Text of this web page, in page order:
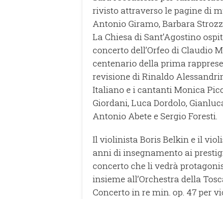
rivisto attraverso le pagine di
Antonio Giramo, Barbara
La Chiesa di Sant’Agostino
concerto dell’Orfeo di Claudio
centenario della prima
revisione di Rinaldo
Italiano e i cantanti Monica
Giordani, Luca Dordolo,
Antonio Abete e Sergio Foresti.
Il violinista Boris Belkin e il
anni di insegnamento ai
concerto che li vedrà
insieme all’Orchestra della
Concerto in re min. op. 47 per